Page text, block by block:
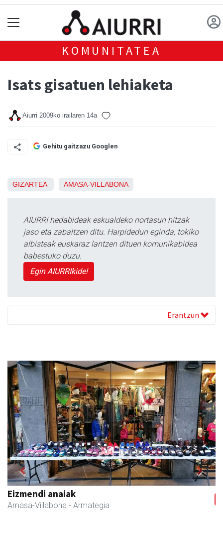
KOMUNITATEA
Isats gisatuen lehiaketa
Aiurri 2009ko irailaren 14a
Gehitu gaitzazu Googlen
GIZARTEA AMASA-VILLABONA
AIURRI hedabideak eskualdeko nortasun hitzak
jaso eta zabaltzen ditu. Harpidedun eginda, tokiko
albisteak euskaraz lantzen dituen komunikabidea
babestuko duzu.
Egin AIURRIkide!
Erantzun
Erniobea BHI
Amasa-Villabona - Hezkuntza
Previous Next